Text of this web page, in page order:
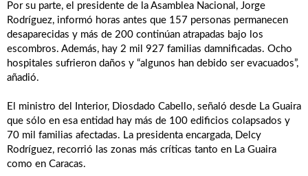
Por su parte, el presidente de la Asamblea Nacional, Jorge
Rodríguez, informó horas antes que 157 personas permanecen
desaparecidas y más de 200 continúan atrapadas bajo los
escombros. Además, hay 2 mil 927 familias damnificadas. Ocho
hospitales sufrieron daños y “algunos han debido ser evacuados”,
añadió.
El ministro del Interior, Diosdado Cabello, señaló desde La Guaira
que sólo en esa entidad hay más de 100 edificios colapsados y
70 mil familias afectadas. La presidenta encargada, Delcy
Rodríguez, recorrió las zonas más críticas tanto en La Guaira
como en Caracas.